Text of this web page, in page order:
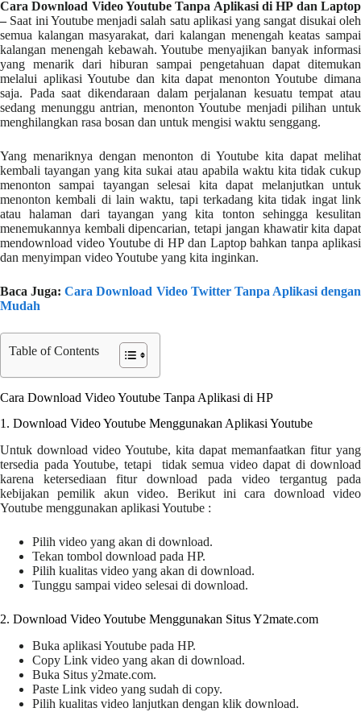
Cara Download Video Youtube Tanpa Aplikasi di HP dan Laptop
–Saat ini Youtube menjadi salah satu aplikasi yang sangat disukai oleh
semua kalangan masyarakat, dari kalangan menengah keatas sampai
kalangan menengah kebawah. Youtube menyajikan banyak informasi
yang menarik dari hiburan sampai pengetahuan dapat ditemukan
melalui aplikasi Youtube dan kita dapat menonton Youtube dimana
saja. Pada saat dikendaraan dalam perjalanan kesuatu tempat atau
sedang menunggu antrian, menonton Youtube menjadi pilihan untuk
menghilangkan rasa bosan dan untuk mengisi waktu senggang.
Yang menariknya dengan menonton di Youtube kita dapat melihat
kembali tayangan yang kita sukai atau apabila waktu kita tidak cukup
menonton sampai tayangan selesai kita dapat melanjutkan untuk
menonton kembali di lain waktu, tapi terkadang kita tidak ingat link
atau halaman dari tayangan yang kita tonton sehingga kesulitan
menemukannya kembali dipencarian, tetapi jangan khawatir kita dapat
mendownload video Youtube di HP dan Laptop bahkan tanpa aplikasi
dan menyimpan video Youtube yang kita inginkan.
Baca Juga: Cara Download Video Twitter Tanpa Aplikasi dengan
Mudah
Table of Contents
Cara Download Video Youtube Tanpa Aplikasi di HP
1. Download Video Youtube Menggunakan Aplikasi Youtube
Untuk download video Youtube, kita dapat memanfaatkan fitur yang
tersedia pada Youtube, tetapi tidak semua video dapat di download
karena ketersediaan fitur download pada video tergantug pada
kebijakan pemilik akun video. Berikut ini cara download video
Youtube menggunakan aplikasi Youtube :
Pilih video yang akan di download.
Tekan tombol download pada HP.
Pilih kualitas video yang akan di download.
Tunggu sampai video selesai di download.
2. Download Video Youtube Menggunakan Situs Y2mate.com
Buka aplikasi Youtube pada HP.
Copy Link video yang akan di download.
Buka Situs y2mate.com.
Paste Link video yang sudah di copy.
Pilih kualitas video lanjutkan dengan klik download.